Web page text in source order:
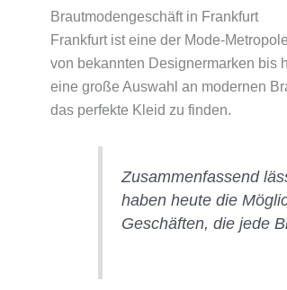
Brautmodengeschäft in Frankfurt
Frankfurt ist eine der Mode-
von bekannten Designermarken bis
eine große Auswahl an modernen
das perfekte Kleid zu finden.
Zusammenfassend
haben heute die
Geschäften, die jede